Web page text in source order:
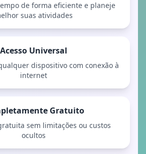
de forma eficiente e planeje
suas atividades
Acesso Universal
dispositivo com conexão à
internet
Gratuito
sem limitações ou custos
ocultos